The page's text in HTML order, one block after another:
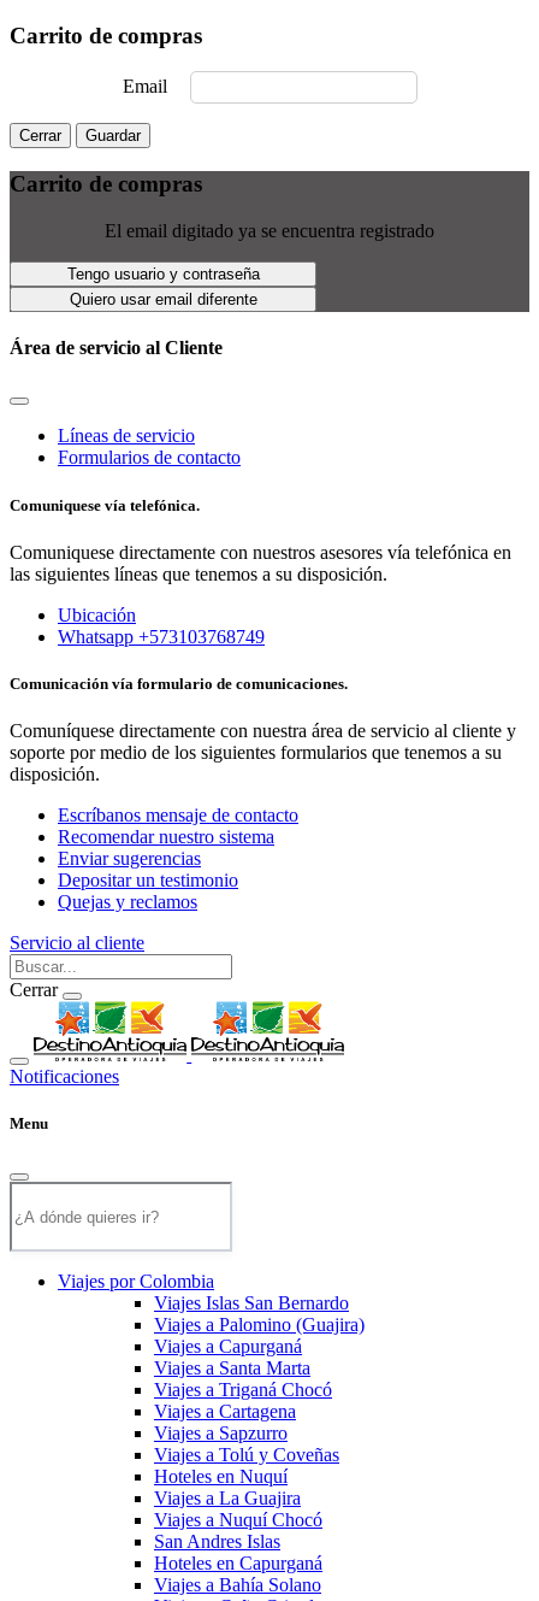
Carrito de compras
Email
Cerrar Guardar
Carrito de compras
El email digitado ya se encuentra registrado
Tengo usuario y contraseña
Quiero usar email diferente
Área de servicio al Cliente
Líneas de servicio
Formularios de contacto
Comuniquese vía telefónica.
Comuniquese directamente con nuestros asesores vía telefónica en
las siguientes líneas que tenemos a su disposición.
Ubicación
Whatsapp +573103768749
Comunicación vía formulario de comunicaciones.
Comuníquese directamente con nuestra área de servicio al cliente y
soporte por medio de los siguientes formularios que tenemos a su
disposición.
Escríbanos mensaje de contacto
Recomendar nuestro sistema
Enviar sugerencias
Depositar un testimonio
Quejas y reclamos
Servicio al cliente
Cerrar
Notificaciones
Menu
Viajes por Colombia
Viajes Islas San Bernardo
Viajes a Palomino (Guajira)
Viajes a Capurganá
Viajes a Santa Marta
Viajes a Triganá Chocó
Viajes a Cartagena
Viajes a Sapzurro
Viajes a Tolú y Coveñas
Hoteles en Nuquí
Viajes a La Guajira
Viajes a Nuquí Chocó
San Andres Islas
Hoteles en Capurganá
Viajes a Bahía Solano